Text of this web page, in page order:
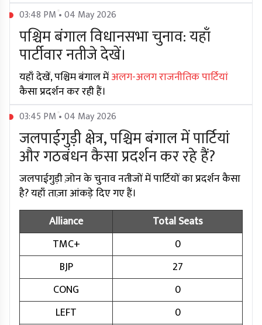
03:48 PM • 04 May 2026
पश्चिम बंगाल विधानसभा चुनाव: यहाँ
पार्टीवार नतीजे देखें।
यहाँ देखें, पश्चिम बंगाल मेंअलग-अलग राजनीतिक पार्टियां
कैसा प्रदर्शन कर रही हैं।
03:45 PM • 04 May 2026
जलपाईगुड़ी क्षेत्र, पश्चिम बंगाल में पार्टियां
और गठबंधन कैसा प्रदर्शन कर रहे हैं?
जलपाईगुड़ी ज़ोन के चुनाव नतीजों में पार्टियों का प्रदर्शन कैसा
है? यहाँ ताज़ा आंकड़े दिए गए हैं।
Alliance
Total Seats
TMC+
0
BJP
27
CONG
0
LEFT
0